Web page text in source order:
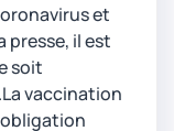
et
il est
soit
vaccination